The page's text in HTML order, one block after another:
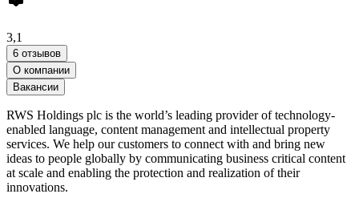
3,1
6 отзывов
О компании
Вакансии
RWS Holdings plc is the world’s leading provider of technology-
enabled language, content management and intellectual property
services. We help our customers to connect with and bring new
ideas to people globally by communicating business critical content
at scale and enabling the protection and realization of their
innovations.